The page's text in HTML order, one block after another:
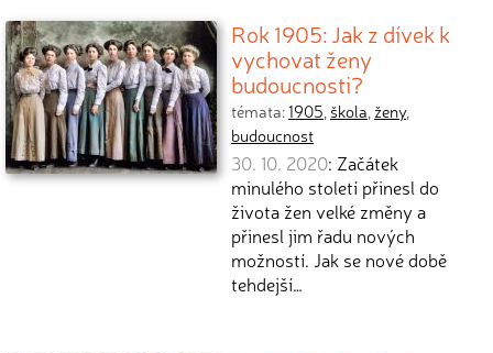
Rok 1905: Jak z dívek k
vychovat ženy
budoucnosti?
témata:1905, škola, ženy,
budoucnost
30. 10. 2020: Začátek
minulého století přinesl do
života žen velké změny a
přinesl jim řadu nových
možností. Jak se nové době
tehdejší…